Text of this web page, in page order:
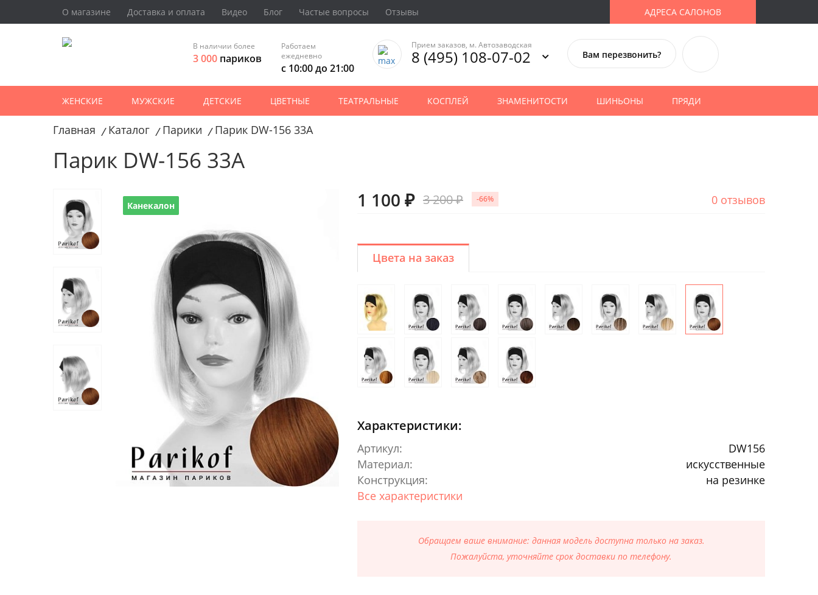
О магазине Доставка и оплата Видео Блог Частые вопросы Отзывы АДРЕСА САЛОНОВ
В наличии более
3 000 париков
Работаем
ежедневно
с 10:00 до 21:00
Прием заказов, м. Автозаводская
8 (495) 108-07-02 Вам перезвонить?
ЖЕНСКИЕ МУЖСКИЕ ДЕТСКИЕ ЦВЕТНЫЕ ТЕАТРАЛЬНЫЕ КОСПЛЕЙ ЗНАМЕНИТОСТИ ШИНЬОНЫ ПРЯДИ
Главная / Каталог / Парики / Парик DW-156 33A
Парик DW-156 33A
Канекалон 1 100 ₽ 3 200 ₽ -66% 0 отзывов
Цвета на заказ
Характеристики:
Артикул:
DW156
Материал:
искусственные
Конструкция:
на резинке
Все характеристики
Обращаем ваше внимание: данная модель доступна только на заказ.
Пожалуйста, уточняйте срок доставки по телефону.